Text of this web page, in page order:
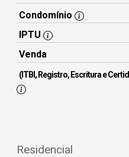
Condomínio
IPTU
Venda
(ITBI, Registro, Escritura e
Residencial